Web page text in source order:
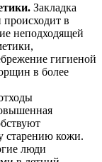
Закладка
в
неподходящей
гигиеной
в более
старению кожи.
люди